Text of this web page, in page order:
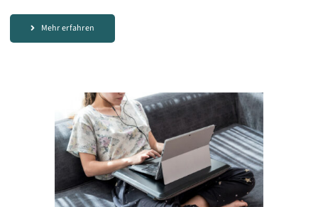
Mehr erfahren